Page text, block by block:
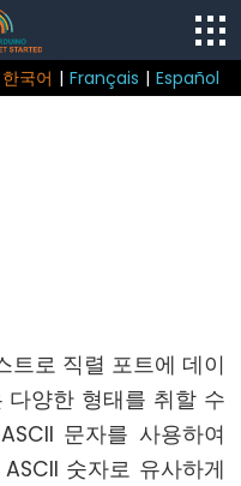
한국어 | Français | Español
트로 직렬 포트에 데이
다양한 형태를 취할 수
문자를 사용하여
숫자로 유사하게